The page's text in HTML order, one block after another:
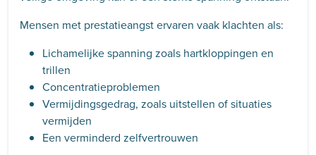
Mensen met prestatieangst ervaren vaak klachten als:
Lichamelijke spanning zoals hartkloppingen en
trillen
Concentratieproblemen
Vermijdingsgedrag, zoals uitstellen of situaties
vermijden
Een verminderd zelfvertrouwen